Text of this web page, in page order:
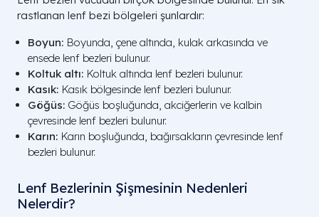
rastlanan lenf bezi bölgeleri şunlardır:
Boyun: Boyunda, çene altında, kulak arkasında ve
ensede lenf bezleri bulunur.
Koltuk altı: Koltuk altında lenf bezleri bulunur.
Kasık: Kasık bölgesinde lenf bezleri bulunur.
Göğüs: Göğüs boşluğunda, akciğerlerin ve kalbin
çevresinde lenf bezleri bulunur.
Karın: Karın boşluğunda, bağırsakların çevresinde lenf
bezleri bulunur.
Lenf Bezlerinin Şişmesinin Nedenleri
Nelerdir?